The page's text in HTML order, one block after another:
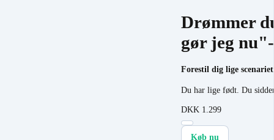
Drømmer
gør jeg
Forestil dig lige
Du har lige født. Du
DKK 1.299
Køb nu